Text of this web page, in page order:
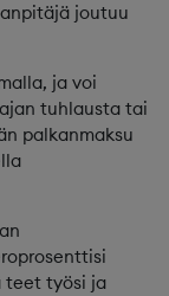
joutuu
ja voi
tuhlausta tai
palkanmaksu
teet työsi ja